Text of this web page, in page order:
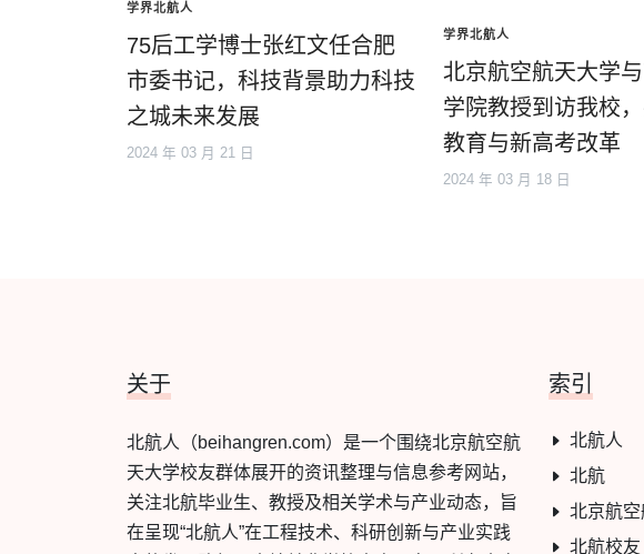
学界北航人
75后工学博士张红文任合肥
市委书记，科技背景助力科技
之城未来发展
2024 年 03 月 21 日
学界北航人
北京航空航天大学
学院教授到访我校
教育与新高考改革
2024 年 03 月 18 日
关于
北航人（beihangren.com）是一个围绕北京航空航
天大学校友群体展开的资讯整理与信息参考网站，
关注北航毕业生、教授及相关学术与产业动态，旨
在呈现“北航人”在工程技术、科研创新与产业实践
索引
北航人
北航
北京航
北航校友